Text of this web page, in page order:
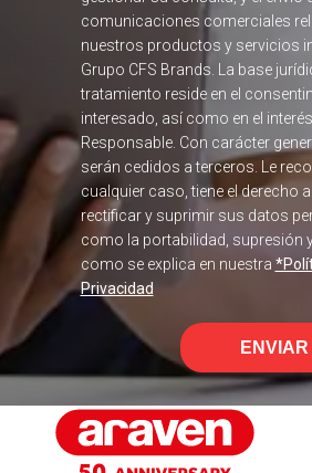
comunicaciones comerciales
nuestros productos y servicios
Grupo CFS Brands. La base
tratamiento reside en el
interesado, así como en el
Responsable. Con carácter
serán cedidos a terceros. Le
cualquier caso, tiene el derecho
rectificar y suprimir sus datos
como la portabilidad, supresión
como se explica en nuestra
Privacidad
ENVIAR